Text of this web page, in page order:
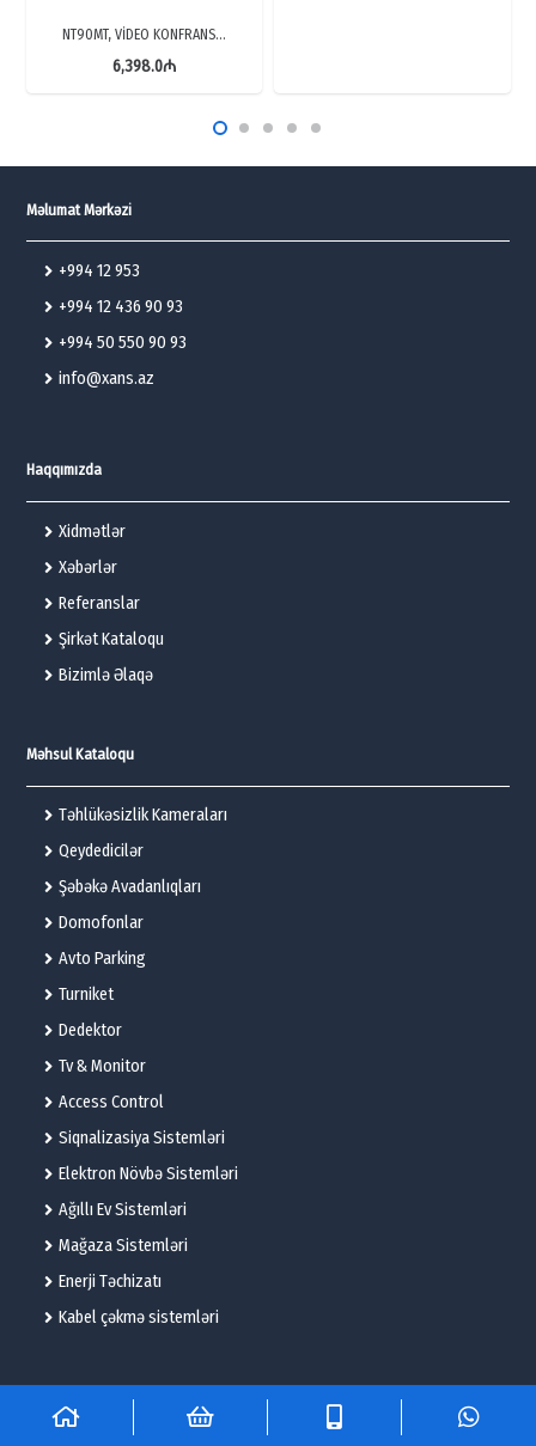
NT90MT, VİDEO KONFRANS…
6,398.0₼
Məlumat Mərkəzi
+994 12 953
+994 12 436 90 93
+994 50 550 90 93
info@xans.az
Haqqımızda
Xidmətlər
Xəbərlər
Referanslar
Şirkət Kataloqu
Bizimlə Əlaqə
Məhsul Kataloqu
Təhlükəsizlik Kameraları
Qeydedicilər
Şəbəkə Avadanlıqları
Domofonlar
Avto Parking
Turniket
Dedektor
Tv & Monitor
Access Control
Siqnalizasiya Sistemləri
Elektron Növbə Sistemləri
Ağıllı Ev Sistemləri
Mağaza Sistemləri
Enerji Təchizatı
Kabel çəkmə sistemləri
© 2025 – Flame Technologies